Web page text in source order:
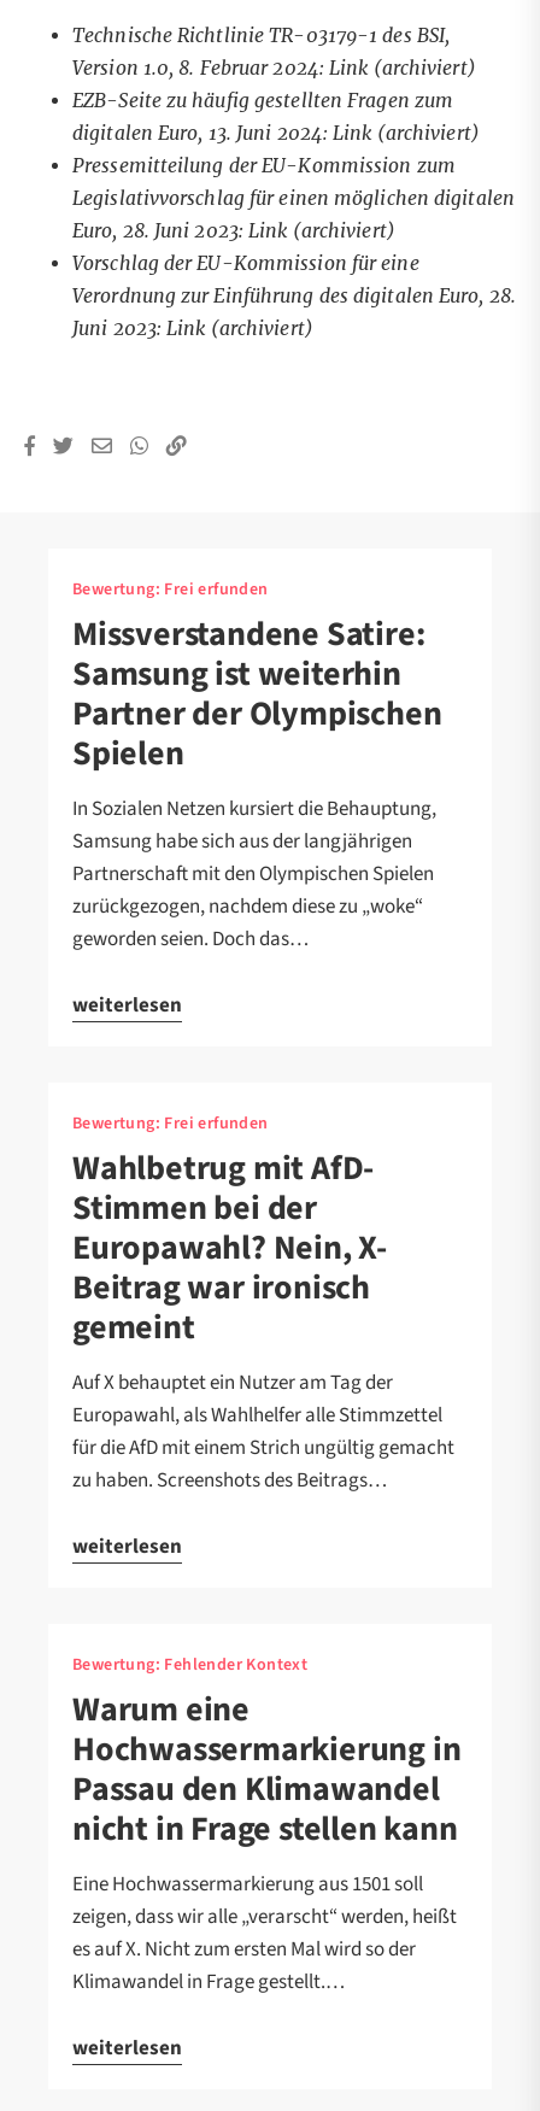
Technische Richtlinie TR-03179-1 des BSI,
Version 1.0, 8. Februar 2024: Link (archiviert)
EZB-Seite zu häufig gestellten Fragen zum
digitalen Euro, 13. Juni 2024: Link (archiviert)
Pressemitteilung der EU-Kommission zum
Legislativvorschlag für einen möglichen digitalen
Euro, 28. Juni 2023: Link (archiviert)
Vorschlag der EU-Kommission für eine
Verordnung zur Einführung des digitalen Euro, 28.
Juni 2023: Link (archiviert)
Bewertung: Frei erfunden
Missverstandene Satire:
Samsung ist weiterhin
Partner der Olympischen
Spielen
In Sozialen Netzen kursiert die Behauptung,
Samsung habe sich aus der langjährigen
Partnerschaft mit den Olympischen Spielen
zurückgezogen, nachdem diese zu „woke“
geworden seien. Doch das…
weiterlesen
Bewertung: Frei erfunden
Wahlbetrug mit AfD-
Stimmen bei der
Europawahl? Nein, X-
Beitrag war ironisch
gemeint
Auf X behauptet ein Nutzer am Tag der
Europawahl, als Wahlhelfer alle Stimmzettel
für die AfD mit einem Strich ungültig gemacht
zu haben. Screenshots des Beitrags…
weiterlesen
Bewertung: Fehlender Kontext
Warum eine
Hochwassermarkierung in
Passau den Klimawandel
nicht in Frage stellen kann
Eine Hochwassermarkierung aus 1501 soll
zeigen, dass wir alle „verarscht“ werden, heißt
es auf X. Nicht zum ersten Mal wird so der
Klimawandel in Frage gestellt.…
weiterlesen